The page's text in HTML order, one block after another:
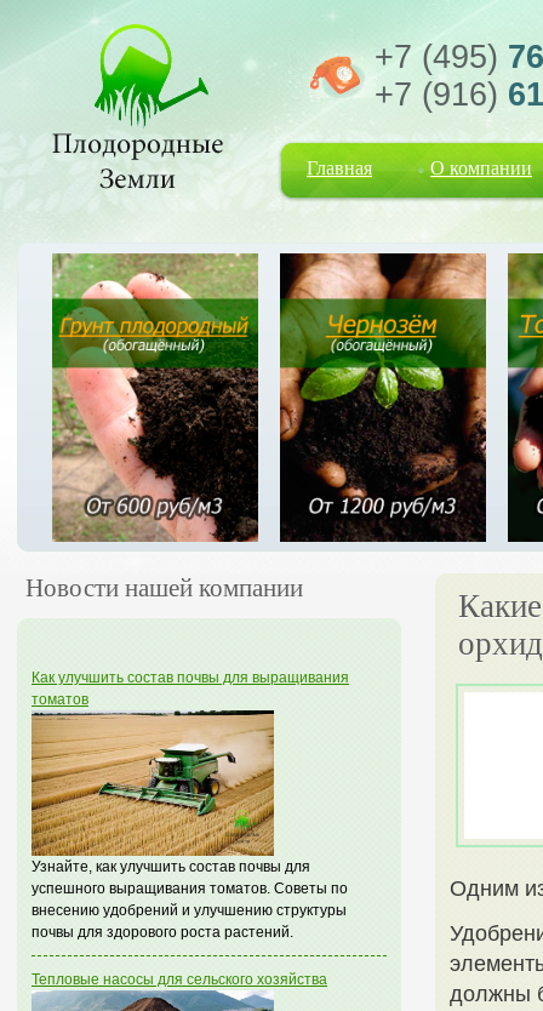
+7 (495)
+7 (916)
Главная О компании
Новости нашей компании
Как улучшить состав почвы для выращивания
томатов
Узнайте, как улучшить состав почвы для
успешного выращивания томатов. Советы по
внесению удобрений и улучшению структуры
почвы для здорового роста растений.
Тепловые насосы для сельского хозяйства
Одним
должны